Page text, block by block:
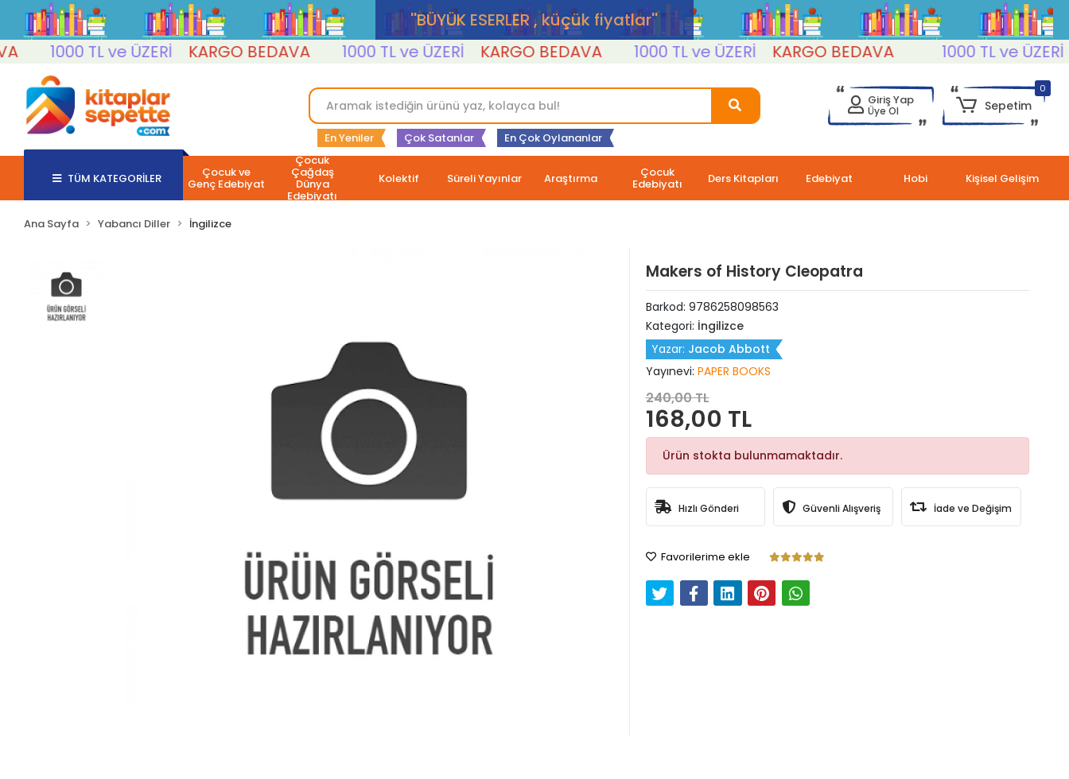
''BÜYÜK ESERLER , küçük fiyatlar''
1000 TL ve ÜZERİ
KARGO BEDAVA 1000 TL ve ÜZERİ KARGO BEDAVA 1000 TL ve ÜZERİ KARGO BEDAVA 1000 TL ve ÜZERİ
En Yeniler Çok Satanlar En Çok Oylananlar
Giriş Yap
Üye Ol
0
Sepetim
TÜM KATEGORİLER Çocuk ve
Genç Edebiyat
Çocuk
Çağdaş
Dünya
Edebiyatı
Kolektif Süreli Yayınlar Araştırma Çocuk
Edebiyatı Ders Kitapları Edebiyat Hobi Kişisel Gelişim
Ana Sayfa Yabancı Diller İngilizce
Makers of History Cleopatra
Barkod: 9786258098563
Kategori: İngilizce
Yazar: Jacob Abbott
Yayınevi: PAPER BOOKS
240,00 TL
168,00 TL
Ürün stokta bulunmamaktadır.
Hızlı Gönderi Güvenli Alışveriş İade ve Değişim
Favorilerime ekle